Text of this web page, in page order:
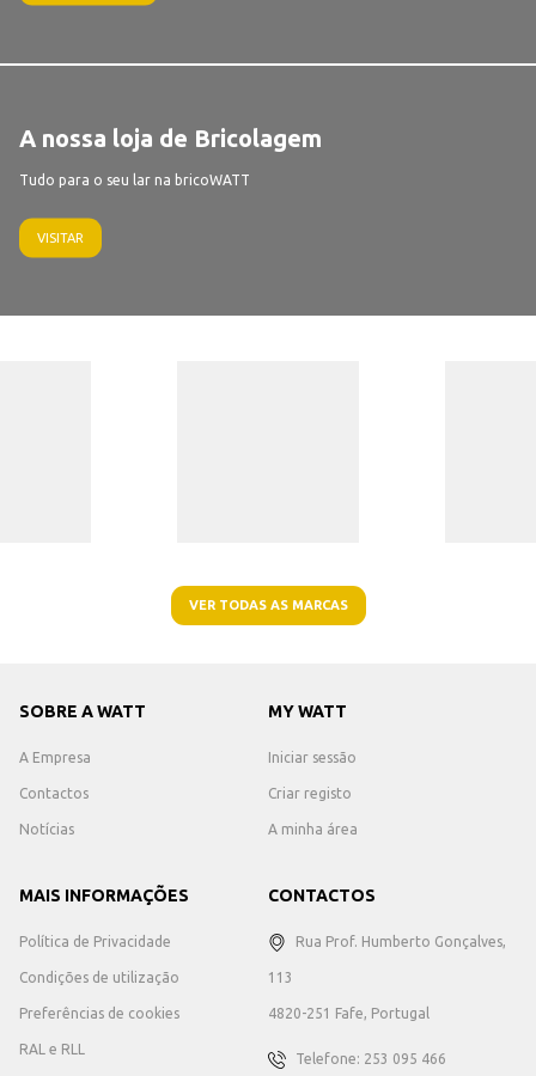
A nossa loja de Bricolagem
Tudo para o seu lar na bricoWATT
VISITAR
VER TODAS AS MARCAS
SOBRE A WATT
A Empresa
Contactos
Notícias
MY WATT
Iniciar sessão
Criar registo
A minha área
MAIS INFORMAÇÕES
Política de Privacidade
Condições de utilização
Preferências de cookies
RAL e RLL
CONTACTOS
Rua Prof. Humberto Gonçalves,
113
4820-251 Fafe, Portugal
Telefone: 253 095 466